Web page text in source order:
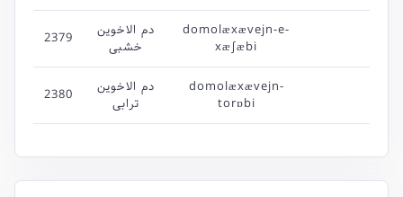
2379
دم الاخوین
خشبی
domolæxævejn-e-
xæ∫æbi
2380
دم الاخوین
ترابی
domolæxævejn-
torɒbi